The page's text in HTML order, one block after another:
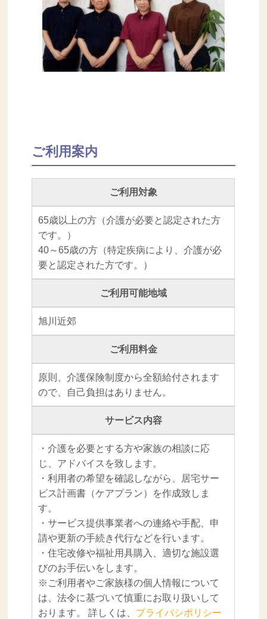
ご利用案内
ご利用対象
65歳以上の方（介護が必要と認定された方
です。）
40～65歳の方（特定疾病により、介護が必
要と認定された方です。）
ご利用可能地域
旭川近郊
ご利用料金
原則、介護保険制度から全額給付されます
ので、自己負担はありません。
サービス内容
・介護を必要とする方や家族の相談に応
じ、アドバイスを致します。
・利用者の希望を確認しながら、居宅サー
ビス計画書（ケアプラン）を作成致しま
す。
・サービス提供事業者への連絡や手配、申
請や更新の手続き代行などを行います。
・住宅改修や福祉用具購入、適切な施設選
びのお手伝いをします。
※ご利用者やご家族様の個人情報について
は、法令に基づいて慎重にお取り扱いして
おります。 詳しくは、 プライバシポリシー